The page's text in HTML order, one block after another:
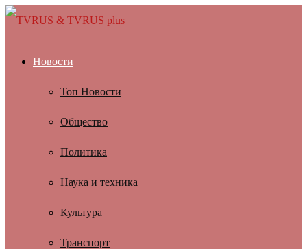
Новости
Топ Новости
Общество
Политика
Наука и техника
Культура
Транспорт